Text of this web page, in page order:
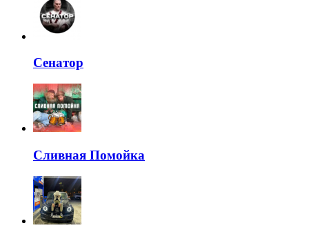
Сенатор
Сливная Помойка